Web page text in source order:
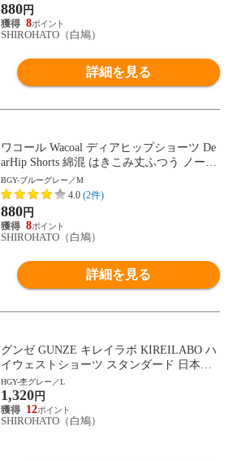
880円
8
SHIROHATO（白鳩）
詳細を見る
ワコール Wacoal ディアヒップショーツ De
arHip Shorts 綿混 はきこみ丈ふつう ノーマ
ルショーツ ML
BGY-ブルーグレー／M
4.0 (2件)
880円
8
SHIROHATO（白鳩）
詳細を見る
グンゼ GUNZE キレイラボ KIREILABO ハ
イウェストショーツ スタンダード 日本製
完全無縫製 単品
HGY-杢グレー／L
1,320円
12
SHIROHATO（白鳩）